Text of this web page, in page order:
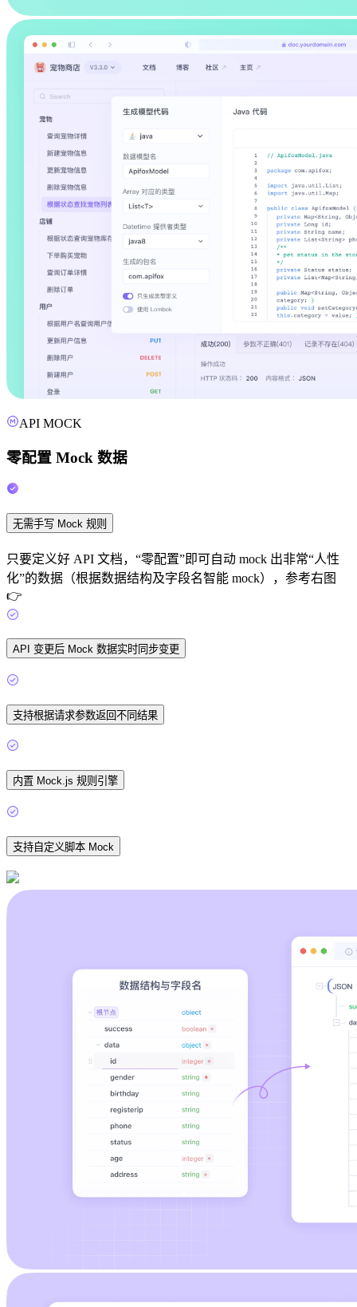
API MOCK
零配置 Mock 数据
无需手写 Mock 规则
只要定义好 API 文档，“零配置”即可自动 mock 出非常“人性
化”的数据（根据数据结构及字段名智能 mock），参考右图
👉
API 变更后 Mock 数据实时同步变更
支持根据请求参数返回不同结果
内置 Mock.js 规则引擎
支持自定义脚本 Mock